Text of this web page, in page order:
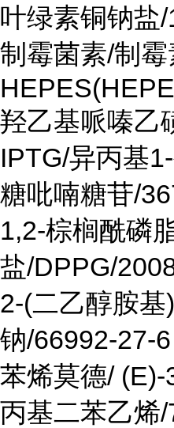
叶绿素铜钠盐
制霉菌素/制
羟乙基哌嗪乙
IPTG/异丙基
糖吡喃糖苷/
1,2-棕榈酰磷
盐/DPPG/
2-(二乙醇胺
钠/66992-27-6
苯烯莫德/
丙基二苯乙烯